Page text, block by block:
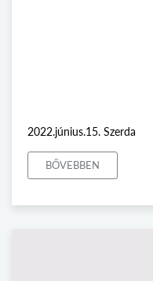
2022.június.15. Szerda
BŐVEBBEN